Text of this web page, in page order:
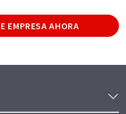
EMPRESA AHORA